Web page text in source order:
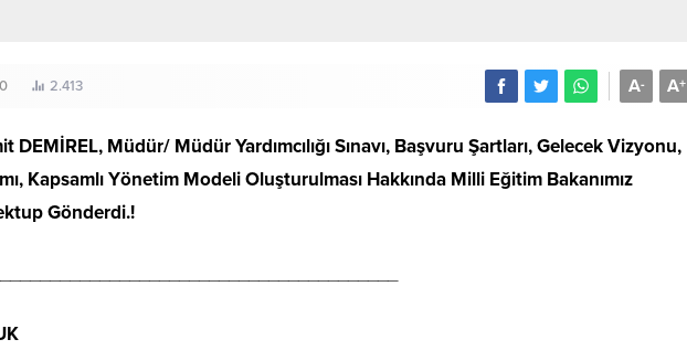
0 2.413 A+
A-
DEMİREL, Müdür/ Müdür Yardımcılığı Sınavı, Başvuru Şartları, Gelecek Vizyonu,
Kapsamlı Yönetim Modeli Oluşturulması Hakkında Milli Eğitim Bakanımız
Gönderdi.!